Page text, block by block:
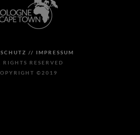
// IMPRESSUM
RIGHTS RESERVED
©2019